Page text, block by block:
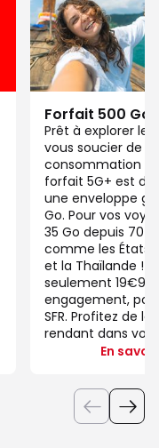
Forfait 500 Go
Prêt à explorer le
vous soucier de
consommation
forfait 5G+ est
une enveloppe
Go. Pour vos
35 Go depuis 70
comme les États-
et la Thaïlande !
seulement
engagement,
SFR. Profitez de
rendant dans
En